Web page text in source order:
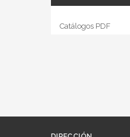
Catálogos PDF